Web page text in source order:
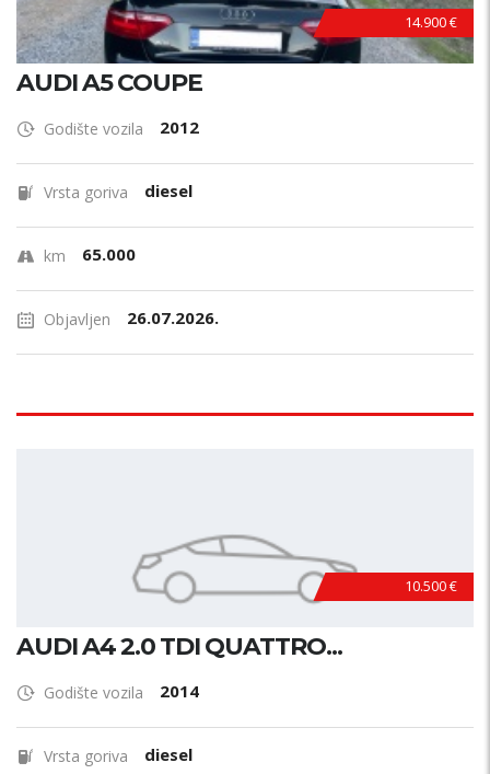
14.900 €
AUDI A5 COUPE
Godište vozila 2012
Vrsta goriva diesel
km 65.000
Objavljen 26.07.2026.
10.500 €
AUDI A4 2.0 TDI QUATTRO...
Godište vozila 2014
Vrsta goriva diesel